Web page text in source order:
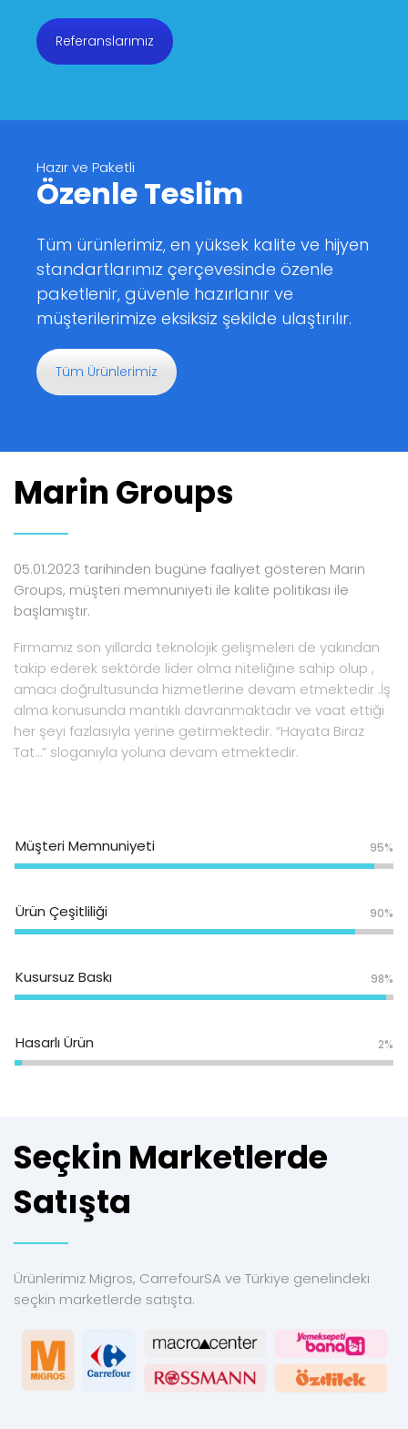
Referanslarımız
Hazır ve Paketli
Özenle Teslim
Tüm ürünlerimiz, en yüksek kalite ve hijyen
standartlarımız çerçevesinde özenle
paketlenir, güvenle hazırlanır ve
müşterilerimize eksiksiz şekilde ulaştırılır.
Tüm Ürünlerimiz
Marin Groups
05.01.2023 tarihinden bugüne faaliyet gösteren Marin
Groups, müşteri memnuniyeti ile kalite politikası ile
başlamıştır.
Firmamız son yıllarda teknolojik gelişmeleri de yakından
takip ederek sektörde lider olma niteliğine sahip olup ,
amacı doğrultusunda hizmetlerine devam etmektedir .İş
alma konusunda mantıklı davranmaktadır ve vaat ettiği
her şeyi fazlasıyla yerine getirmektedir. “Hayata Biraz
Tat…” sloganıyla yoluna devam etmektedir.
Müşteri Memnuniyeti 95%
Ürün Çeşitliliği 90%
Kusursuz Baskı 98%
Hasarlı Ürün 2%
Seçkin Marketlerde
Satışta
Ürünlerimiz Migros, CarrefourSA ve Türkiye genelindeki
seçkin marketlerde satışta.